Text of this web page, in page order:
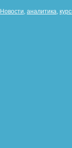
Новости аналитика